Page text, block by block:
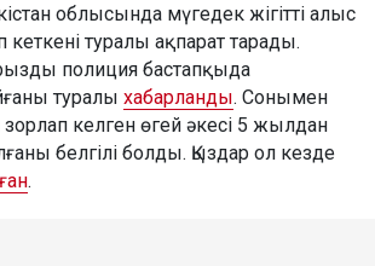
облысында мүгедек жігітті алыс
кеткені туралы ақпарат тарады.
полиция бастапқыда
туралы хабарланды. Сонымен
келген өгей әкесі 5 жылдан
белгілі болды. Қыздар ол кезде
.